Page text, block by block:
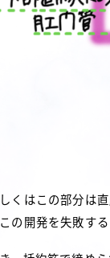
くはこの部分は
の開発を失敗す